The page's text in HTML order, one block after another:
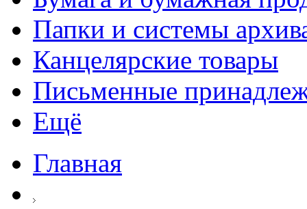
Папки и системы
Канцелярские товары
Письменные
Ещё
Главная